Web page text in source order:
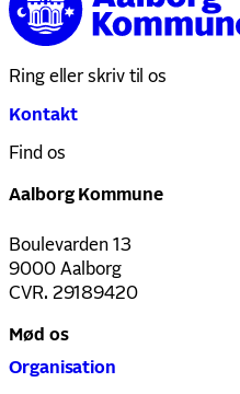
Ring eller skriv til os
Kontakt
Find os
Aalborg Kommune
Boulevarden 13
9000 Aalborg
CVR. 29189420
Mød os
Organisation